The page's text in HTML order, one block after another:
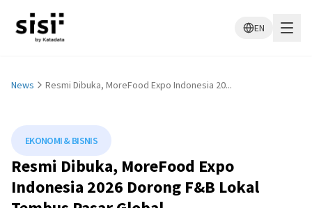
EN
News Resmi Dibuka, MoreFood Expo Indonesia 20...
EKONOMI & BISNIS
Resmi Dibuka, MoreFood Expo
Indonesia 2026 Dorong F&B Lokal